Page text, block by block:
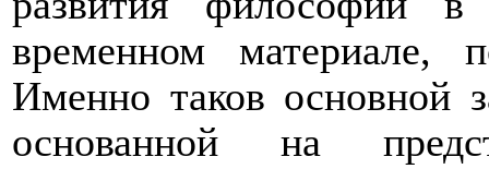
временном материале,
Именно таков основной
основанной на